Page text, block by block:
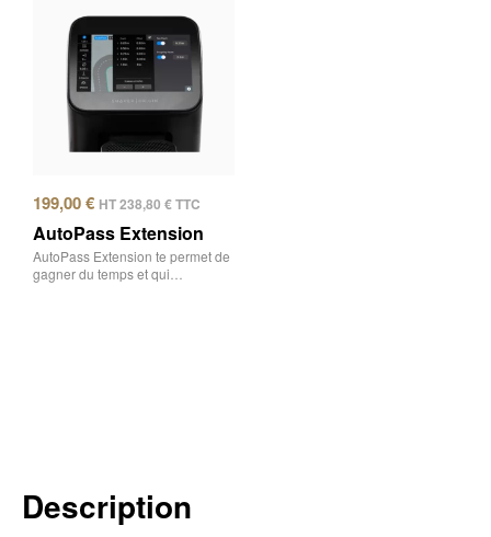
199,00€ HT238,80 €TTC
AutoPass Extension
AutoPass Extension te permet de
gagner du temps et qui…
Description